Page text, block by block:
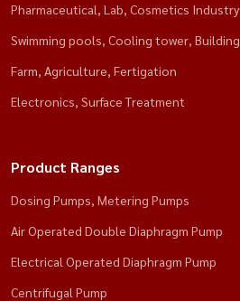
Pharmaceutical‚ Lab‚ Cosmetics Industry
Swimming pools‚ Cooling tower‚ Building
Farm‚ Agriculture‚ Fertigation
Electronics‚ Surface Treatment
Product Ranges
Dosing Pumps, Metering Pumps
Air Operated Double Diaphragm Pump
Electrical Operated Diaphragm Pump
Centrifugal Pump